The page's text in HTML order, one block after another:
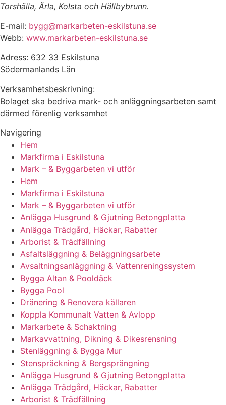
Torshälla, Ärla, Kolsta och Hällbybrunn.
E-mail: bygg@markarbeten-eskilstuna.se
Webb: www.markarbeten-eskilstuna.se
Adress: 632 33 Eskilstuna
Södermanlands Län
Verksamhetsbeskrivning:
Bolaget ska bedriva mark- och anläggningsarbeten samt
därmed förenlig verksamhet
Navigering
Hem
Markfirma i Eskilstuna
Mark – & Byggarbeten vi utför
Hem
Markfirma i Eskilstuna
Mark – & Byggarbeten vi utför
Anlägga Husgrund & Gjutning Betongplatta
Anlägga Trädgård, Häckar, Rabatter
Arborist & Trädfällning
Asfaltsläggning & Beläggningsarbete
Avsaltningsanläggning & Vattenreningssystem
Bygga Altan & Pooldäck
Bygga Pool
Dränering & Renovera källaren
Koppla Kommunalt Vatten & Avlopp
Markarbete & Schaktning
Markavvattning, Dikning & Dikesrensning
Stenläggning & Bygga Mur
Stenspräckning & Bergsprängning
Anlägga Husgrund & Gjutning Betongplatta
Anlägga Trädgård, Häckar, Rabatter
Arborist & Trädfällning